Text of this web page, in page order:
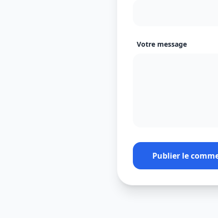
Votre message
Publier le